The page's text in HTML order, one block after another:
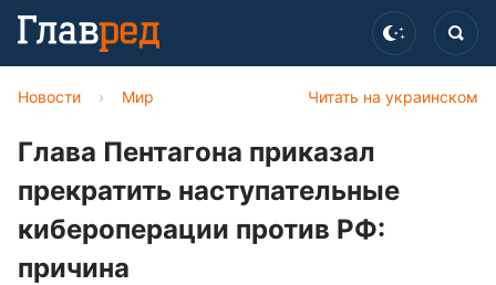
Читать на украинском
Новости › Мир
Глава Пентагона приказал
прекратить наступательные
кибероперации против РФ:
причина